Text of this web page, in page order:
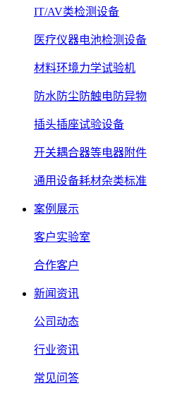
IT/AV类检测设备
医疗仪器电池检测设备
材料环境力学试验机
防水防尘防触电防异物
插头插座试验设备
开关耦合器等电器附件
通用设备耗材杂类标准
案例展示
客户实验室
合作客户
新闻资讯
公司动态
行业资讯
常见问答